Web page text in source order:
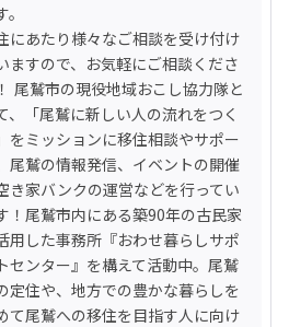
にあたり様々なご相談を受け付け
ますので、お気軽にご相談くださ
尾鷲市の現役地域おこし協力隊と
、「尾鷲に新しい人の流れをつく
をミッションに移住相談やサポー
尾鷲の情報発信、イベントの開催
き家バンクの運営などを行ってい
！尾鷲市内にある築90年の古民家
用した事務所『おわせ暮らしサポ
センター』を構えて活動中。尾鷲
定住や、地方での豊かな暮らしを
て尾鷲への移住を目指す人に向け